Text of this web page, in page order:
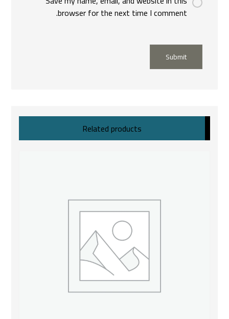
browser for the next time I comment.
Submit
Related products